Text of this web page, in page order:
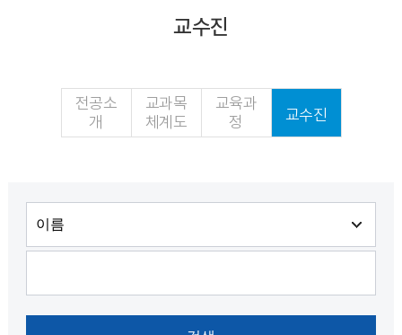
교수진
전공소
개
교과목
체계도
교육과
정
교수진